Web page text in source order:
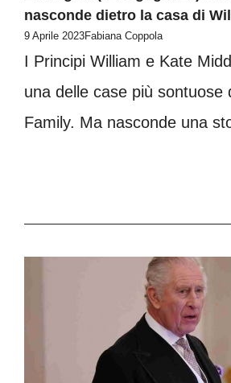
nasconde dietro la casa di
9 Aprile 2023Fabiana Coppola
I Principi William e Kate
una delle case più sontuose
Family. Ma nasconde una